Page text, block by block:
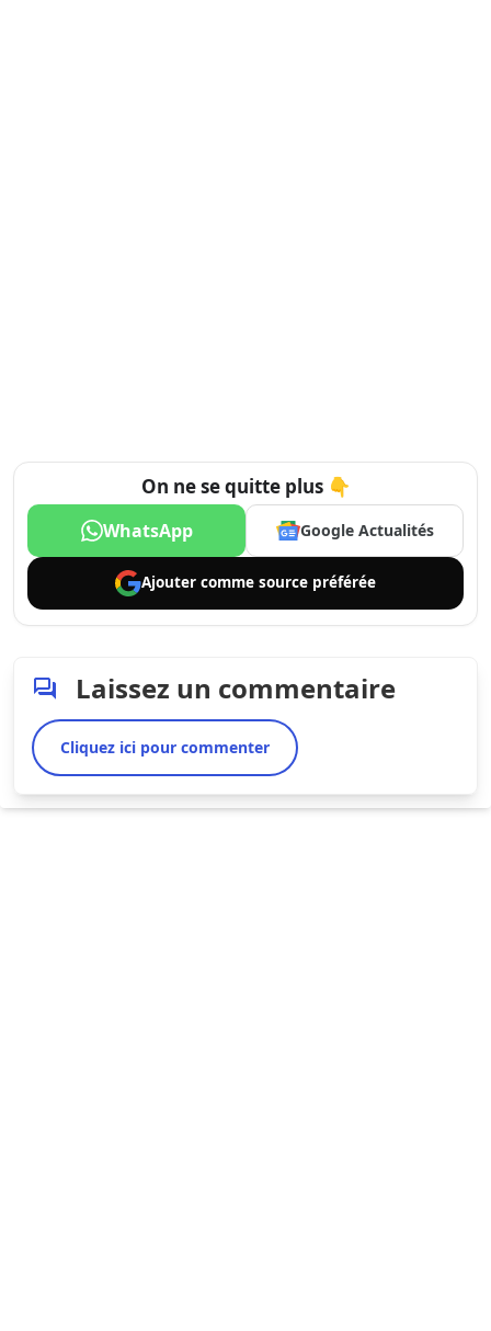
On ne se quitte plus 👇
WhatsApp Google Actualités
Ajouter comme source préférée
Laissez un commentaire
Cliquez ici pour commenter